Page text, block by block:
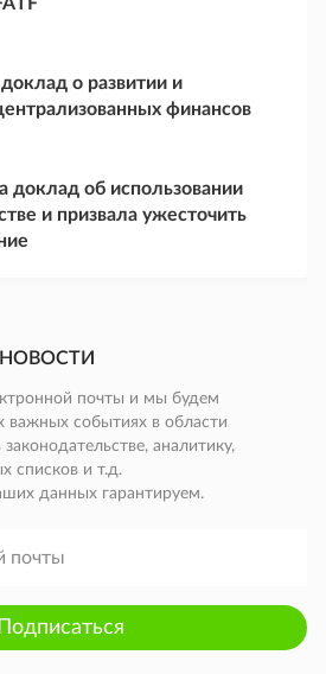
о развитии и
финансов
доклад об использовании
и призвала ужесточить
почты и мы будем
событиях в области
аналитику,
списков и т.д.
данных гарантируем.
Подписаться